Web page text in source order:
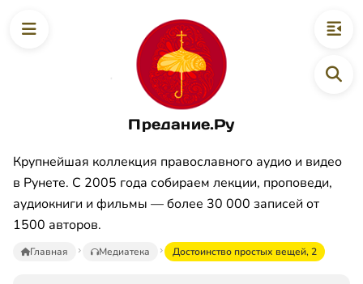
Предание.Ру
Крупнейшая коллекция православного аудио и видео
в Рунете. С 2005 года собираем лекции, проповеди,
аудиокниги и фильмы — более 30 000 записей от
1500 авторов.
Главная Медиатека Достоинство простых вещей, 2